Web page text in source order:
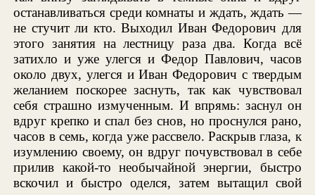
останавливаться среди комнаты и ждать, ждать —
не стучит ли кто. Выходил Иван Федорович для
этого занятия на лестницу раза два. Когда всё
затихло и уже улегся и Федор Павлович, часов
около двух, улегся и Иван Федорович с твердым
желанием поскорее заснуть, так как чувствовал
себя страшно измученным. И впрямь: заснул он
вдруг крепко и спал без снов, но проснулся рано,
часов в семь, когда уже рассвело. Раскрыв глаза, к
изумлению своему, он вдруг почувствовал в себе
прилив какой-то необычайной энергии, быстро
вскочил и быстро оделся, затем вытащил свой